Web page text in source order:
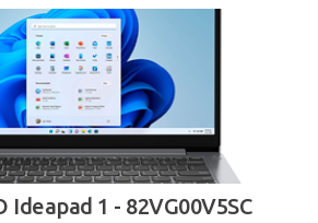
Ideapad 1 - 82VG00V5SC